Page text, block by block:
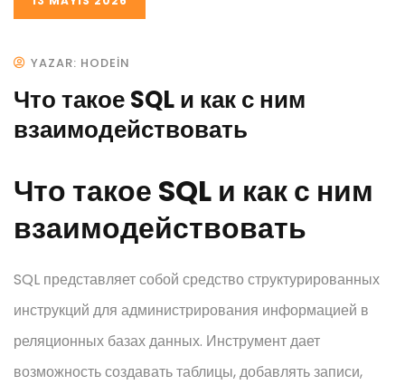
YAZAR: HODEIN
Что такое SQL и как с ним
взаимодействовать
Что такое SQL и как с ним
взаимодействовать
SQL представляет собой средство структурированных
инструкций для администрирования информацией в
реляционных базах данных. Инструмент дает
возможность создавать таблицы, добавлять записи,